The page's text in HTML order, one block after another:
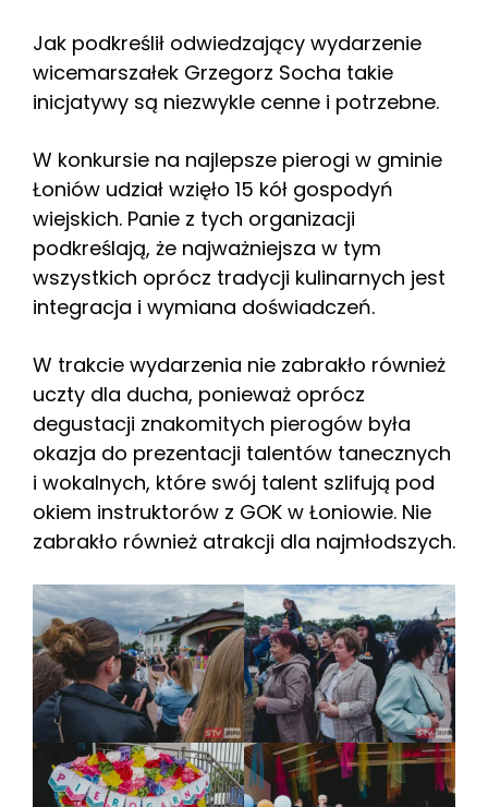
Jak podkreślił odwiedzający wydarzenie
wicemarszałek Grzegorz Socha takie
inicjatywy są niezwykle cenne i potrzebne.
W konkursie na najlepsze pierogi w gminie
Łoniów udział wzięło 15 kół gospodyń
wiejskich. Panie z tych organizacji
podkreślają, że najważniejsza w tym
wszystkich oprócz tradycji kulinarnych jest
integracja i wymiana doświadczeń.
W trakcie wydarzenia nie zabrakło również
uczty dla ducha, ponieważ oprócz
degustacji znakomitych pierogów była
okazja do prezentacji talentów tanecznych
i wokalnych, które swój talent szlifują pod
okiem instruktorów z GOK w Łoniowie. Nie
zabrakło również atrakcji dla najmłodszych.